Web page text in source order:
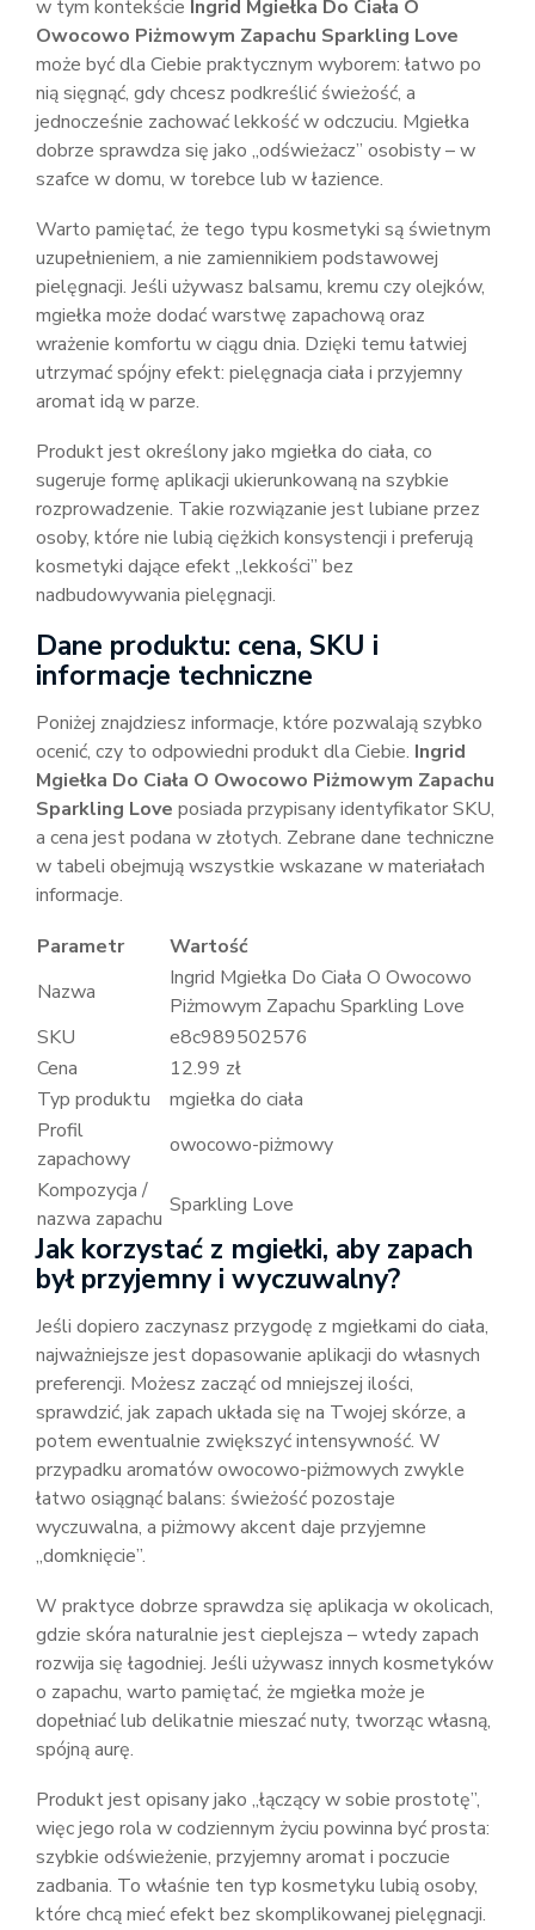
w tym kontekście Ingrid Mgiełka Do Ciała O
Owocowo Piżmowym Zapachu Sparkling Love
może być dla Ciebie praktycznym wyborem: łatwo po
nią sięgnąć, gdy chcesz podkreślić świeżość, a
jednocześnie zachować lekkość w odczuciu. Mgiełka
dobrze sprawdza się jako „odświeżacz” osobisty – w
szafce w domu, w torebce lub w łazience.
Warto pamiętać, że tego typu kosmetyki są świetnym
uzupełnieniem, a nie zamiennikiem podstawowej
pielęgnacji. Jeśli używasz balsamu, kremu czy olejków,
mgiełka może dodać warstwę zapachową oraz
wrażenie komfortu w ciągu dnia. Dzięki temu łatwiej
utrzymać spójny efekt: pielęgnacja ciała i przyjemny
aromat idą w parze.
Produkt jest określony jako mgiełka do ciała, co
sugeruje formę aplikacji ukierunkowaną na szybkie
rozprowadzenie. Takie rozwiązanie jest lubiane przez
osoby, które nie lubią ciężkich konsystencji i preferują
kosmetyki dające efekt „lekkości” bez
nadbudowywania pielęgnacji.
Dane produktu: cena, SKU i
informacje techniczne
Poniżej znajdziesz informacje, które pozwalają szybko
ocenić, czy to odpowiedni produkt dla Ciebie. Ingrid
Mgiełka Do Ciała O Owocowo Piżmowym Zapachu
Sparkling Love posiada przypisany identyfikator SKU,
a cena jest podana w złotych. Zebrane dane techniczne
w tabeli obejmują wszystkie wskazane w materiałach
informacje.
Parametr
Wartość
Nazwa
Ingrid Mgiełka Do Ciała O Owocowo
Piżmowym Zapachu Sparkling Love
SKU
e8c989502576
Cena
12.99 zł
Typ produktu
mgiełka do ciała
Profil
zapachowy
owocowo-piżmowy
Kompozycja /
nazwa zapachu
Sparkling Love
Jak korzystać z mgiełki, aby zapach
był przyjemny i wyczuwalny?
Jeśli dopiero zaczynasz przygodę z mgiełkami do ciała,
najważniejsze jest dopasowanie aplikacji do własnych
preferencji. Możesz zacząć od mniejszej ilości,
sprawdzić, jak zapach układa się na Twojej skórze, a
potem ewentualnie zwiększyć intensywność. W
przypadku aromatów owocowo-piżmowych zwykle
łatwo osiągnąć balans: świeżość pozostaje
wyczuwalna, a piżmowy akcent daje przyjemne
„domknięcie”.
W praktyce dobrze sprawdza się aplikacja w okolicach,
gdzie skóra naturalnie jest cieplejsza – wtedy zapach
rozwija się łagodniej. Jeśli używasz innych kosmetyków
o zapachu, warto pamiętać, że mgiełka może je
dopełniać lub delikatnie mieszać nuty, tworząc własną,
spójną aurę.
Produkt jest opisany jako „łączący w sobie prostotę”,
więc jego rola w codziennym życiu powinna być prosta:
szybkie odświeżenie, przyjemny aromat i poczucie
zadbania. To właśnie ten typ kosmetyku lubią osoby,
które chcą mieć efekt bez skomplikowanej pielęgnacji.